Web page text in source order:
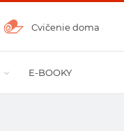
Cvičenie doma
E-BOOKY